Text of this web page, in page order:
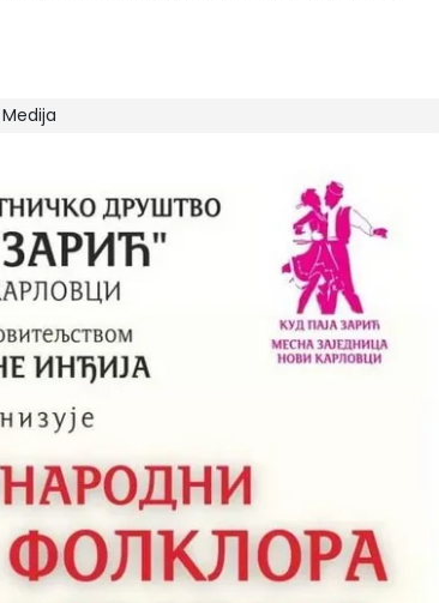
Medija